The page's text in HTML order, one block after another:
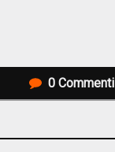
0 Commenti